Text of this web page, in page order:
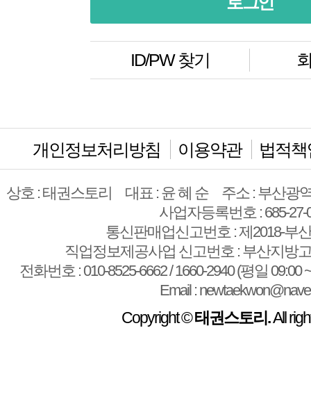
ID/PW 찾기
개인정보처리방침 이용약관 법적
상호 : 태권스토리 대표 : 윤 혜 순
주소 : 부산광
사업자등록번호 : 685-27-
통신판매업신고번호 : 제2018-부
직업정보제공사업 신고번호 : 부산지방
전화번호 : 010-8525-6662 / 1660-2940 (평일 09:00
Email :
Copyright ©태권스토리.All